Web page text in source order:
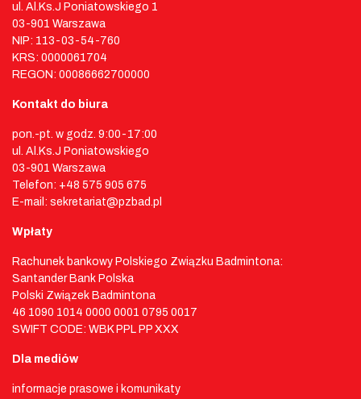
ul. Al.Ks.J Poniatowskiego 1
03-901 Warszawa
NIP: 113-03-54-760
KRS: 0000061704
REGON: 00086662700000
Kontakt do biura
pon.-pt. w godz. 9:00-17:00
ul. Al.Ks.J Poniatowskiego
03-901 Warszawa
Telefon: +48 575 905 675
E-mail: sekretariat@pzbad.pl
Wpłaty
Rachunek bankowy Polskiego Związku Badmintona:
Santander Bank Polska
Polski Związek Badmintona
46 1090 1014 0000 0001 0795 0017
SWIFT CODE: WBK PPL PP XXX
Dla mediów
informacje prasowe i komunikaty